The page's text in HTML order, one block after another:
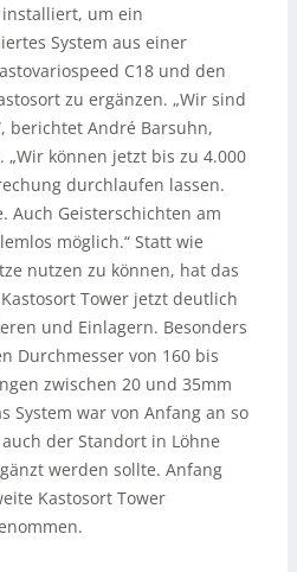
um ein
System aus einer
C18 und den
zu ergänzen. „Wir sind
berichtet André Barsuhn,
„Wir können jetzt bis zu 4.000
durchlaufen lassen.
Auch Geisterschichten am
möglich.“ Statt wie
nutzen zu können, hat das
Tower jetzt deutlich
und Einlagern. Besonders
Durchmesser von 160 bis
zwischen 20 und 35mm
System war von Anfang an so
der Standort in Löhne
werden sollte. Anfang
Kastosort Tower